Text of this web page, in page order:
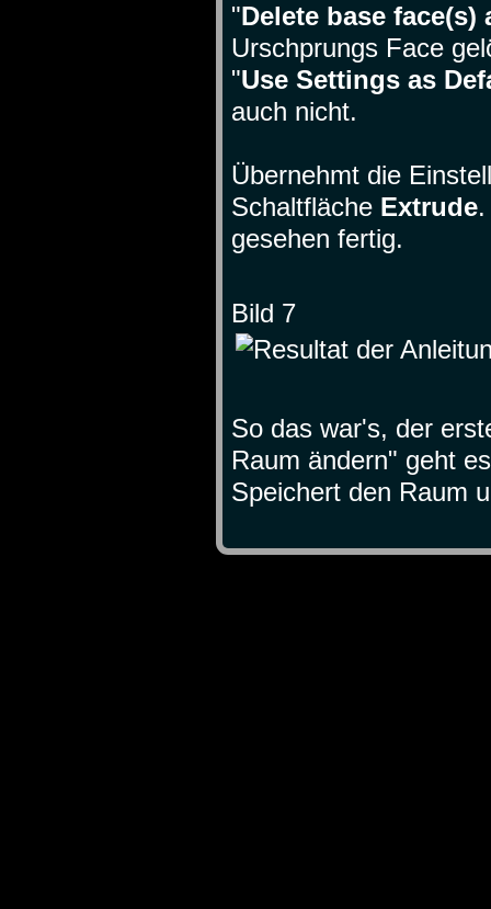
"Delete base
Urschprungs Face
"Use Settings as
auch nicht.
Übernehmt die
Schaltfläche Extrude
gesehen fertig.
Bild 7
So das war's, der
Raum ändern" geht
Speichert den Raum